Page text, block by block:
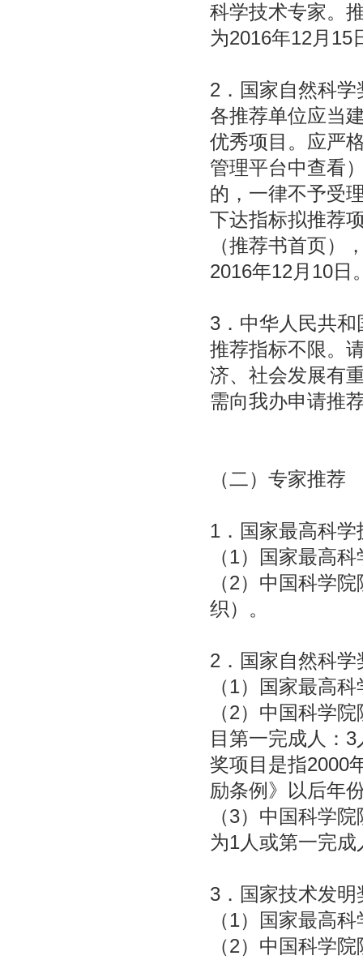
科学技术专家。
为2016年12月15
2．国家自然科
各推荐单位应当
优秀项目。应严
管理平台中查看
的，一律不予受
下达指标拟推荐
（推荐书首页）
2016年12月10日
3．中华人民共
推荐指标不限。
济、社会发展有
需向我办申请推
（二）专家推荐
1．国家最高科
（1）国家最高
（2）中国科学
织）。
2．国家自然科学
（1）国家最高
（2）中国科学
目第一完成人：
奖项目是指2000
励条例》以后年
（3）中国科学
为1人或第一完
3．国家技术发明
（1）国家最高
（2）中国科学